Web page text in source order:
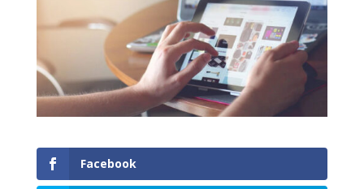
Facebook